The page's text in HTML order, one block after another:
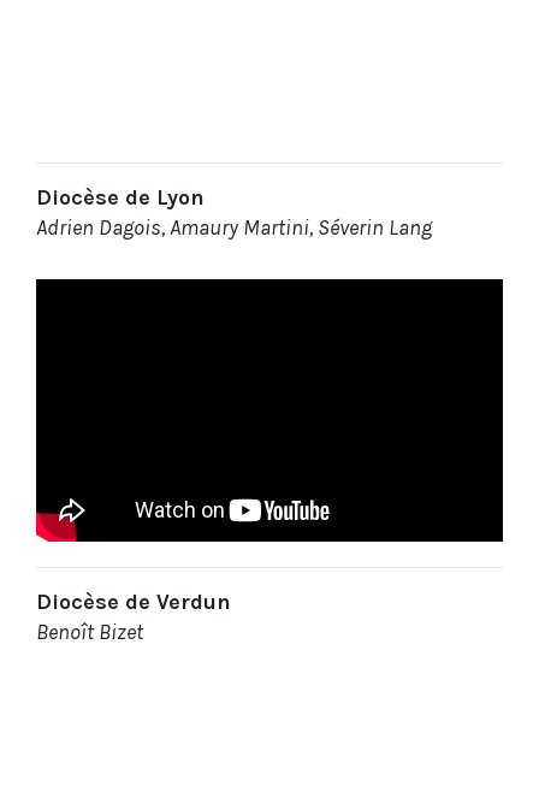
Diocèse de Lyon
Adrien Dagois, Amaury Martini, Séverin Lang
Diocèse de Verdun
Benoît Bizet